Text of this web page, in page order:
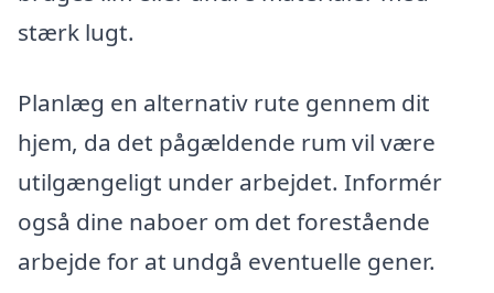
stærk lugt.
Planlæg en alternativ rute gennem dit
hjem, da det pågældende rum vil være
utilgængeligt under arbejdet. Informér
også dine naboer om det forestående
arbejde for at undgå eventuelle gener.